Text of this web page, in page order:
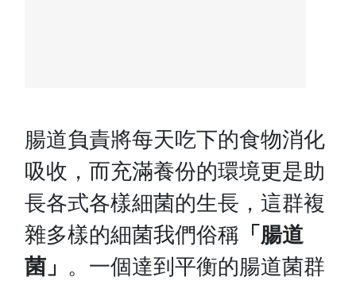
腸道負責將每天吃下的食物消化
吸收，而充滿養份的環境更是助
長各式各樣細菌的生長，這群複
雜多樣的細菌我們俗稱 「腸道
菌」 。一個達到平衡的腸道菌群